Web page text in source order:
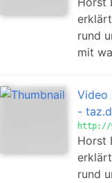
rund
mit
Video
-
http://
Horst
rund